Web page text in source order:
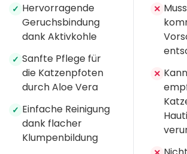
✓ Hervorragende
Geruchsbindung
dank Aktivkohle
✓ Sanfte Pflege für
die Katzenpfoten
durch Aloe Vera
✓ Einfache Reinigung
dank flacher
Klumpenbildung
✕
✕